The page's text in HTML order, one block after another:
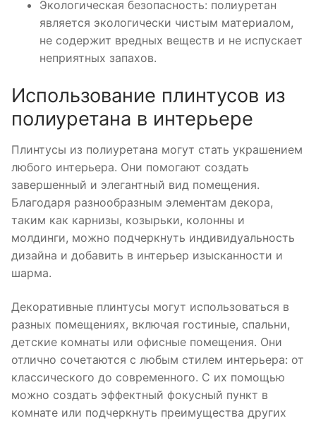
Экологическая безопасность: полиуретан
является экологически чистым материалом,
не содержит вредных веществ и не испускает
неприятных запахов.
Использование плинтусов из
полиуретана в интерьере
Плинтусы из полиуретана могут стать украшением
любого интерьера. Они помогают создать
завершенный и элегантный вид помещения.
Благодаря разнообразным элементам декора,
таким как карнизы, козырьки, колонны и
молдинги, можно подчеркнуть индивидуальность
дизайна и добавить в интерьер изысканности и
шарма.
Декоративные плинтусы могут использоваться в
разных помещениях, включая гостиные, спальни,
детские комнаты или офисные помещения. Они
отлично сочетаются с любым стилем интерьера: от
классического до современного. С их помощью
можно создать эффектный фокусный пункт в
комнате или подчеркнуть преимущества других